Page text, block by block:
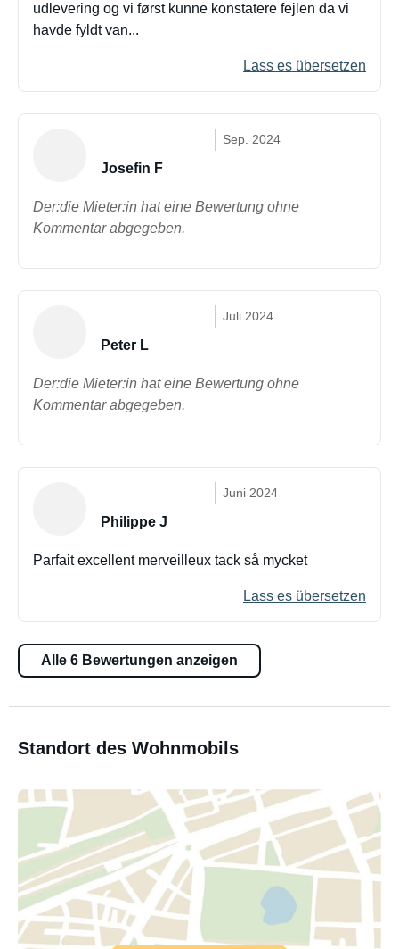
udlevering og vi først kunne konstatere fejlen da vi
havde fyldt van...
Lass es übersetzen
Sep. 2024
Josefin F
Der:die Mieter:in hat eine Bewertung ohne
Kommentar abgegeben.
Juli 2024
Peter L
Der:die Mieter:in hat eine Bewertung ohne
Kommentar abgegeben.
Juni 2024
Philippe J
Parfait excellent merveilleux tack så mycket
Lass es übersetzen
Alle 6 Bewertungen anzeigen
Standort des Wohnmobils